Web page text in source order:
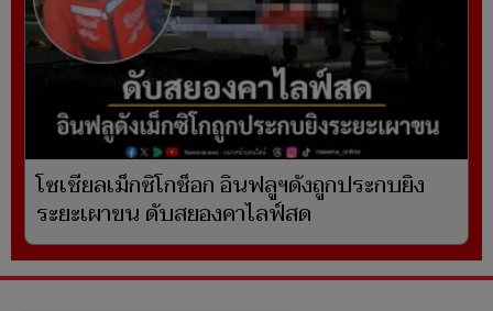
โซเชียลเม็กซิโกช็อก อินฟลูฯดังถูกประกบยิง
ระยะเผาขน ดับสยองคาไลฟ์สด